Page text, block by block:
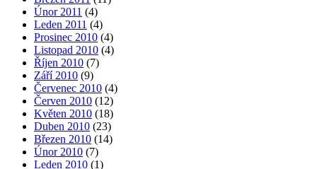
Únor 2011 (4)
Leden 2011 (4)
Prosinec 2010 (4)
Listopad 2010 (4)
Říjen 2010 (7)
Září 2010 (9)
Červenec 2010 (4)
Červen 2010 (12)
Květen 2010 (18)
Duben 2010 (23)
Březen 2010 (14)
Únor 2010 (7)
Leden 2010 (1)